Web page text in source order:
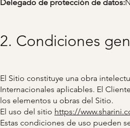
Delegado de protección de datos:
2. Condiciones
El Sitio constituye una obra
Internacionales aplicables. El
los elementos u obras del Sitio.
El uso del sitio https://
Estas condiciones de uso pueden